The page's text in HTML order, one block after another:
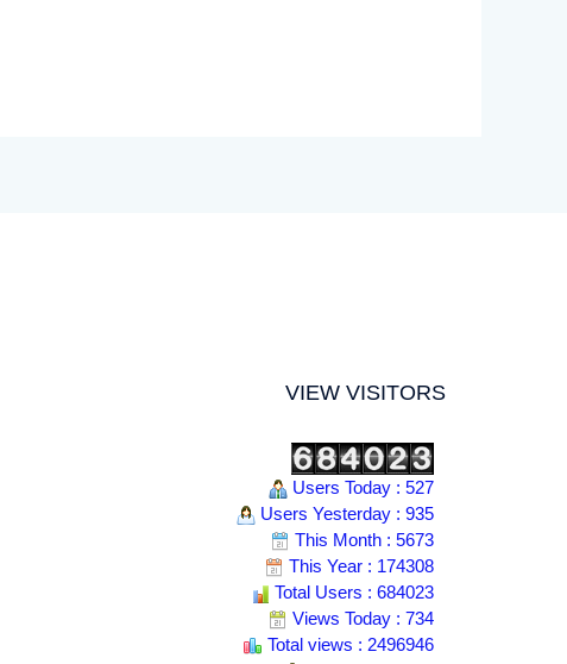
VIEW VISITORS
Users Today : 527
Users Yesterday : 935
This Month : 5673
This Year : 174308
Total Users : 684023
Views Today : 734
Total views : 2496946